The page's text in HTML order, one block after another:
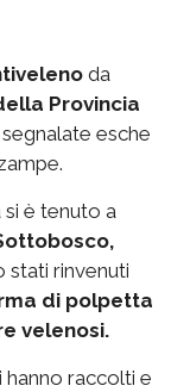
da
Provincia
esche
si è tenuto a
stati rinvenuti
di polpetta
velenosi.
hanno raccolti e